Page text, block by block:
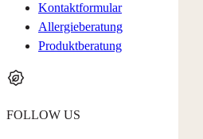
Kontaktformular
Allergieberatung
Produktberatung
FOLLOW US